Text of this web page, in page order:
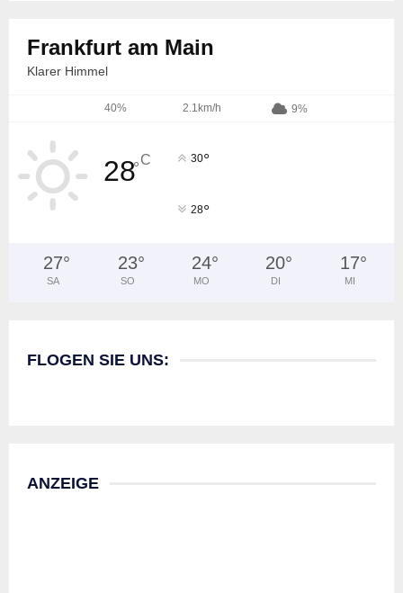
Frankfurt am Main
Klarer Himmel
40% 2.1km/h 9%
28°C 30°
28°
27°
SA
23°
SO
24°
MO
20°
DI
17°
MI
FLOGEN SIE UNS:
ANZEIGE